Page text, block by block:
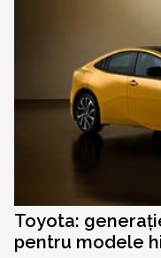
Toyota:
pentru modele